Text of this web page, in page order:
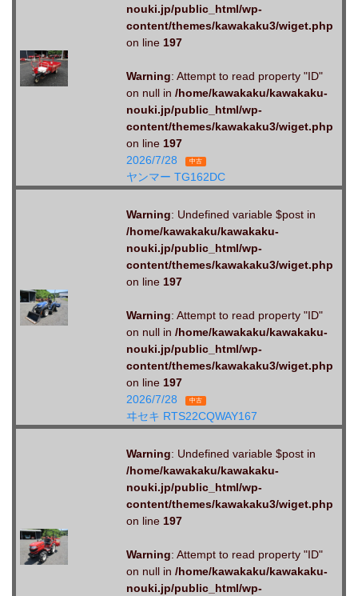
nouki.jp/public_html/wp-
content/themes/kawakaku3/wiget.php
on line 197
Warning: Attempt to read property "ID"
on null in /home/kawakaku/kawakaku-
nouki.jp/public_html/wp-
content/themes/kawakaku3/wiget.php
on line 197
2026/7/28
中古
ヤンマー TG162DC
Warning: Undefined variable $post in
/home/kawakaku/kawakaku-
nouki.jp/public_html/wp-
content/themes/kawakaku3/wiget.php
on line 197
Warning: Attempt to read property "ID"
on null in /home/kawakaku/kawakaku-
nouki.jp/public_html/wp-
content/themes/kawakaku3/wiget.php
on line 197
2026/7/28
中古
ヰセキ RTS22CQWAY167
Warning: Undefined variable $post in
/home/kawakaku/kawakaku-
nouki.jp/public_html/wp-
content/themes/kawakaku3/wiget.php
on line 197
Warning: Attempt to read property "ID"
on null in /home/kawakaku/kawakaku-
nouki.jp/public_html/wp-